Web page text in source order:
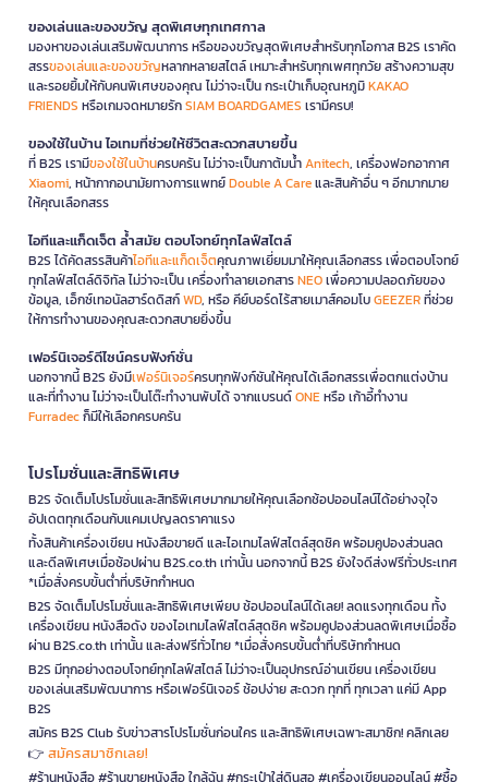
ของเล่นและของขวัญ สุดพิเศษทุกเทศกาล
มองหาของเล่นเสริมพัฒนาการ หรือของขวัญสุดพิเศษสำหรับทุกโอกาส B2S เราคัด
สรรของเล่นและของขวัญหลากหลายสไตล์ เหมาะสำหรับทุกเพศทุกวัย สร้างความสุข
และรอยยิ้มให้กับคนพิเศษของคุณ ไม่ว่าจะเป็น กระเป๋าเก็บอุณหภูมิKAKAO
FRIENDS หรือเกมจดหมายรักSIAM BOARDGAMES เรามีครบ!
ของใช้ในบ้าน ไอเทมที่ช่วยให้ชีวิตสะดวกสบายขึ้น
ที่ B2S เรามีของใช้ในบ้านครบครัน ไม่ว่าจะเป็นกาต้มน้ำAnitech, เครื่องฟอกอากาศ
Xiaomi, หน้ากากอนามัยทางการแพทย์Double A Careและสินค้าอื่น ๆ อีกมากมาย
ให้คุณเลือกสรร
ไอทีและแก็ดเจ็ต ล้ำสมัย ตอบโจทย์ทุกไลฟ์สไตล์
B2S ได้คัดสรรสินค้าไอทีและแก็ดเจ็ตคุณภาพเยี่ยมมาให้คุณเลือกสรร เพื่อตอบโจทย์
ทุกไลฟ์สไตล์ดิจิทัล ไม่ว่าจะเป็น เครื่องทำลายเอกสารNEOเพื่อความปลอดภัยของ
ข้อมูล, เอ็กซ์เทอนัลฮาร์ดดิสก์WD, หรือ คีย์บอร์ดไร้สายเมาส์คอมโบGEEZERที่ช่วย
ให้การทำงานของคุณสะดวกสบายยิ่งขึ้น
เฟอร์นิเจอร์ดีไซน์ครบฟังก์ชั่น
นอกจากนี้ B2S ยังมีเฟอร์นิเจอร์ครบทุกฟังก์ชันให้คุณได้เลือกสรรเพื่อตกแต่งบ้าน
และที่ทำงาน ไม่ว่าจะเป็นโต๊ะทำงานพับได้ จากแบรนด์ONEหรือ เก้าอี้ทำงาน
Furradecก็มีให้เลือกครบครัน
โปรโมชั่นและสิทธิพิเศษ
B2S จัดเต็มโปรโมชั่นและสิทธิพิเศษมากมายให้คุณเลือกช้อปออนไลน์ได้อย่างจุใจ
อัปเดตทุกเดือนกับแคมเปญลดราคาแรง
ทั้งสินค้าเครื่องเขียน หนังสือขายดี และไอเทมไลฟ์สไตล์สุดชิค พร้อมคูปองส่วนลด
และดีลพิเศษเมื่อช้อปผ่าน B2S.co.th เท่านั้น นอกจากนี้ B2S ยังใจดีส่งฟรีทั่วประเทศ
*เมื่อสั่งครบขั้นต่ำที่บริษัทกำหนด
B2S จัดเต็มโปรโมชั่นและสิทธิพิเศษเพียบ ช้อปออนไลน์ได้เลย! ลดแรงทุกเดือน ทั้ง
เครื่องเขียน หนังสือดัง ของไอเทมไลฟ์สไตล์สุดชิค พร้อมคูปองส่วนลดพิเศษเมื่อซื้อ
ผ่าน B2S.co.th เท่านั้น และส่งฟรีทั่วไทย *เมื่อสั่งครบขั้นต่ำที่บริษัทกำหนด
B2S มีทุกอย่างตอบโจทย์ทุกไลฟ์สไตล์ ไม่ว่าจะเป็นอุปกรณ์อ่านเขียน เครื่องเขียน
ของเล่นเสริมพัฒนาการ หรือเฟอร์นิเจอร์ ช้อปง่าย สะดวก ทุกที่ ทุกเวลา แค่มี App
B2S
สมัคร B2S Club รับข่าวสารโปรโมชั่นก่อนใคร และสิทธิพิเศษเฉพาะสมาชิก! คลิกเลย
👉 สมัครสมาชิกเลย!
#ร้านหนังสือ #ร้านขายหนังสือ ใกล้ฉัน #กระเป๋าใส่ดินสอ #เครื่องเขียนออนไลน์ #ซื้อ